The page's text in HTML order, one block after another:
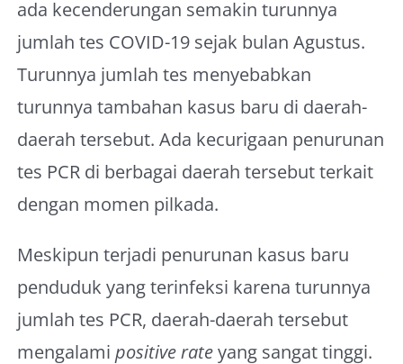
ada kecenderungan semakin turunnya
jumlah tes COVID-19 sejak bulan Agustus.
Turunnya jumlah tes menyebabkan
turunnya tambahan kasus baru di daerah-
daerah tersebut. Ada kecurigaan penurunan
tes PCR di berbagai daerah tersebut terkait
dengan momen pilkada.
Meskipun terjadi penurunan kasus baru
penduduk yang terinfeksi karena turunnya
jumlah tes PCR, daerah-daerah tersebut
mengalami positive rateyang sangat tinggi.